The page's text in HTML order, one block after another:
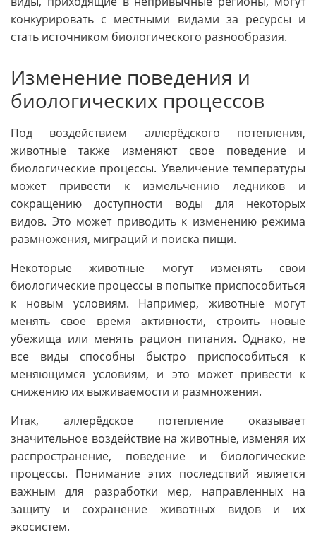
конкурировать с местными видами за ресурсы и
стать источником биологического разнообразия.
Изменение поведения и
биологических процессов
Под воздействием аллерёдского потепления,
животные также изменяют свое поведение и
биологические процессы. Увеличение температуры
может привести к измельчению ледников и
сокращению доступности воды для некоторых
видов. Это может приводить к изменению режима
размножения, миграций и поиска пищи.
Некоторые животные могут изменять свои
биологические процессы в попытке приспособиться
к новым условиям. Например, животные могут
менять свое время активности, строить новые
убежища или менять рацион питания. Однако, не
все виды способны быстро приспособиться к
меняющимся условиям, и это может привести к
снижению их выживаемости и размножения.
Итак, аллерёдское потепление оказывает
значительное воздействие на животные, изменяя их
распространение, поведение и биологические
процессы. Понимание этих последствий является
важным для разработки мер, направленных на
защиту и сохранение животных видов и их
экосистем.